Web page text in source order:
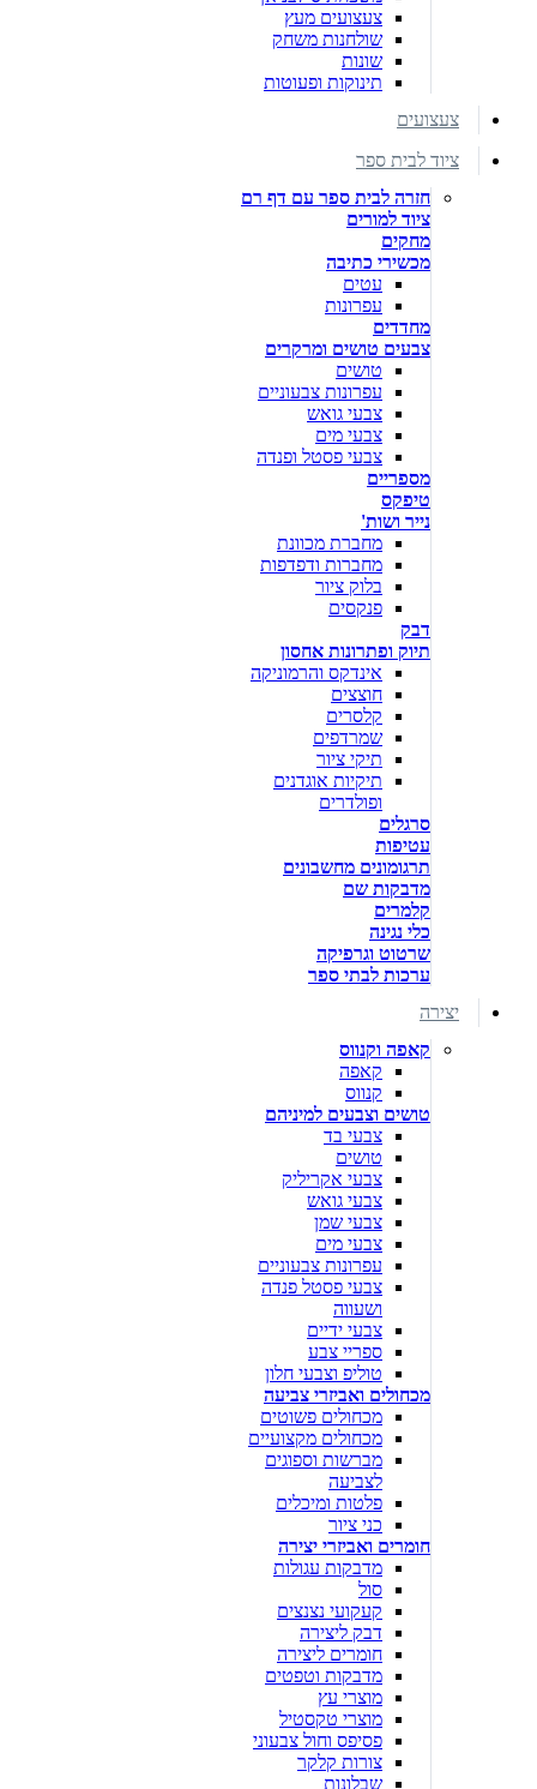
צעצועים מעץ
שולחנות משחק
שונות
תינוקות ופעוטות
צעצועים
ציוד לבית ספר
חזרה לבית ספר עם דף רם
ציוד למורים
מחקים
מכשירי כתיבה
עטים
עפרונות
מחדדים
צבעים טושים ומרקרים
טושים
עפרונות צבעוניים
צבעי גואש
צבעי מים
צבעי פסטל ופנדה
מספריים
טיפקס
נייר ושות'
מחברת מכוונת
מחברות ודפדפות
בלוק ציור
פנקסים
דבק
תיוק ופתרונות אחסון
אינדקס והרמוניקה
חוצצים
קלסרים
שמרדפים
תיקי ציור
תיקיות אוגדנים
ופולדרים
סרגלים
עטיפות
תרגומונים מחשבונים
מדבקות שם
קלמרים
כלי נגינה
שרטוט וגרפיקה
ערכות לבתי ספר
יצירה
קאפה וקנווס
קאפה
קנווס
טושים וצבעים למיניהם
צבעי בד
טושים
צבעי אקריליק
צבעי גואש
צבעי שמן
צבעי מים
עפרונות צבעוניים
צבעי פסטל פנדה
ושעווה
צבעי ידיים
ספריי צבע
טוליפ וצבעי חלון
מכחולים ואביזרי צביעה
מכחולים פשוטים
מכחולים מקצועיים
מברשות וספוגים
לצביעה
פלטות ומיכלים
כני ציור
חומרים ואביזרי יצירה
מדבקות עגולות
סול
קעקועי נצנצים
דבק ליצירה
חומרים ליצירה
מדבקות וטפטים
מוצרי עץ
מוצרי טקסטיל
פסיפס וחול צבעוני
צורות קלקר
שבלונות